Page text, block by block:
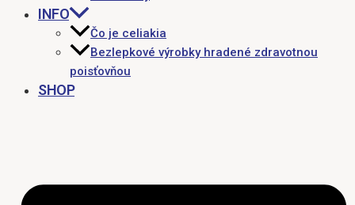
INFO
Čo je celiakia
Bezlepkové výrobky hradené zdravotnou
poisťovňou
SHOP